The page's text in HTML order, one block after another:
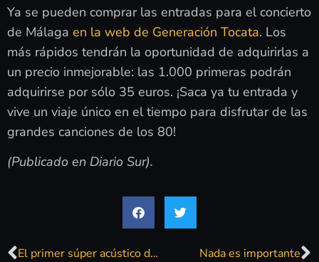
Ya se pueden comprar las entradas para el concierto
de Málaga en la web de Generación Tocata. Los
más rápidos tendrán la oportunidad de adquirirlas a
un precio inmejorable: las 1.000 primeras podrán
adquirirse por sólo 35 euros. ¡Saca ya tu entrada y
vive un viaje único en el tiempo para disfrutar de las
grandes canciones de los 80!
(Publicado en Diario Sur).
El primer súper acústico de Málaga en Torremolinos Nada es importante